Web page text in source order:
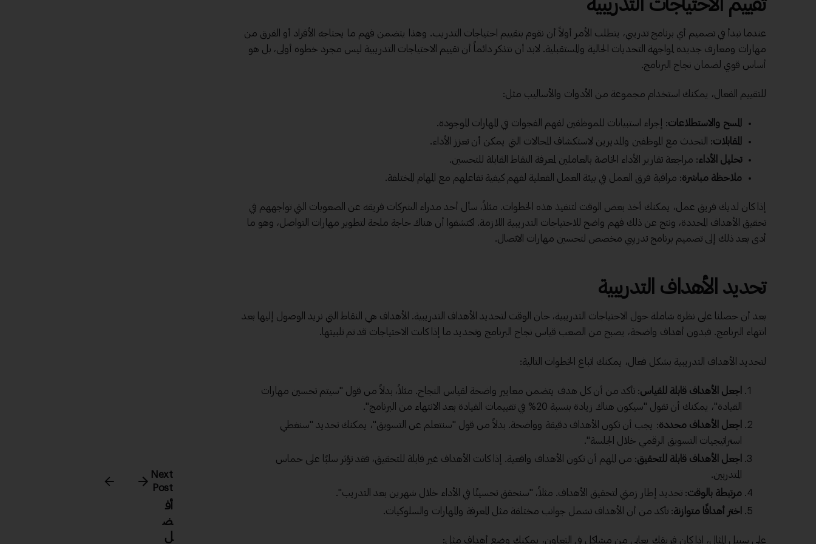
تقييم الاحتياجات التدريبية
عندما نبدأ في تصميم أي برنامج تدريبي، يتطلب الأمر أولاً أن نقوم بتقييم احتياجات التدريب. وهذا يتضمن فهم ما يحتاجه الأفراد أو الفرق من
مهارات ومعارف جديدة لمواجهة التحديات الحالية والمستقبلية. لابد أن نتذكر دائماً أن تقييم الاحتياجات التدريبية ليس مجرد خطوة أولى، بل هو
أساس قوي لضمان نجاح البرنامج.
للتقييم الفعال، يمكنك استخدام مجموعة من الأدوات والأساليب مثل:
المسح والاستطلاعات: إجراء استبيانات للموظفين لفهم الفجوات في المهارات الموجودة.
المقابلات: التحدث مع الموظفين والمديرين لاستكشاف المجالات التي يمكن أن تعزز الأداء.
تحليل الأداء: مراجعة تقارير الأداء الخاصة بالعاملين لمعرفة النقاط القابلة للتحسين.
ملاحظة مباشرة: مراقبة فرق العمل في بيئة العمل الفعلية لفهم كيفية تفاعلهم مع المهام المختلفة.
إذا كان لديك فريق عمل، يمكنك أخذ بعض الوقت لتنفيذ هذه الخطوات. مثلاً، سأل أحد مدراء الشركات فريقه عن الصعوبات التي تواجههم في
تحقيق الأهداف المحددة، ونتج عن ذلك فهم واضح للاحتياجات التدريبية اللازمة. اكتشفوا أن هناك حاجة ملحة لتطوير مهارات التواصل، وهو ما
أدى بعد ذلك إلى تصميم برنامج تدريبي مخصص لتحسين مهارات الاتصال.
تحديد الأهداف التدريبية
بعد أن حصلنا على نظرة شاملة حول الاحتياجات التدريبية، حان الوقت لتحديد الأهداف التدريبية. الأهداف هي النقاط التي نريد الوصول إليها بعد
انتهاء البرنامج. فبدون أهداف واضحة، يصبح من الصعب قياس نجاح البرنامج وتحديد ما إذا كانت الاحتياجات قد تم تلبيتها.
لتحديد الأهداف التدريبية بشكل فعال، يمكنك اتباع الخطوات التالية:
اجعل الأهداف قابلة للقياس: تأكد من أن كل هدف يتضمن معايير واضحة لقياس النجاح. مثلاً، بدلاً من قول "سيتم تحسين مهارات
القيادة"، يمكنك أن تقول "سيكون هناك زيادة بنسبة 20% في تقييمات القيادة بعد الانتهاء من البرنامج".
اجعل الأهداف محددة: يجب أن تكون الأهداف دقيقة وواضحة. بدلاً من قول "سنتعلم عن التسويق"، يمكنك تحديد "سنغطي
استراتيجيات التسويق الرقمي خلال الجلسة".
اجعل الأهداف قابلة للتحقيق: من المهم أن تكون الأهداف واقعية. إذا كانت الأهداف غير قابلة للتحقيق، فقد تؤثر سلبًا على حماس
المتدربين.
مرتبطة بالوقت: تحديد إطار زمني لتحقيق الأهداف. مثلاً، "سنحقق تحسينًا في الأداء خلال شهرين بعد التدريب".
اختر أهدافًا متوازنة: تأكد من أن الأهداف تشمل جوانب مختلفة مثل المعرفة والمهارات والسلوكيات.
على سبيل المثال، إذا كان فريقك يعاني من مشاكل في التعاون، يمكنك وضع أهداف مثل:
Next
Post
أف
ض
ل